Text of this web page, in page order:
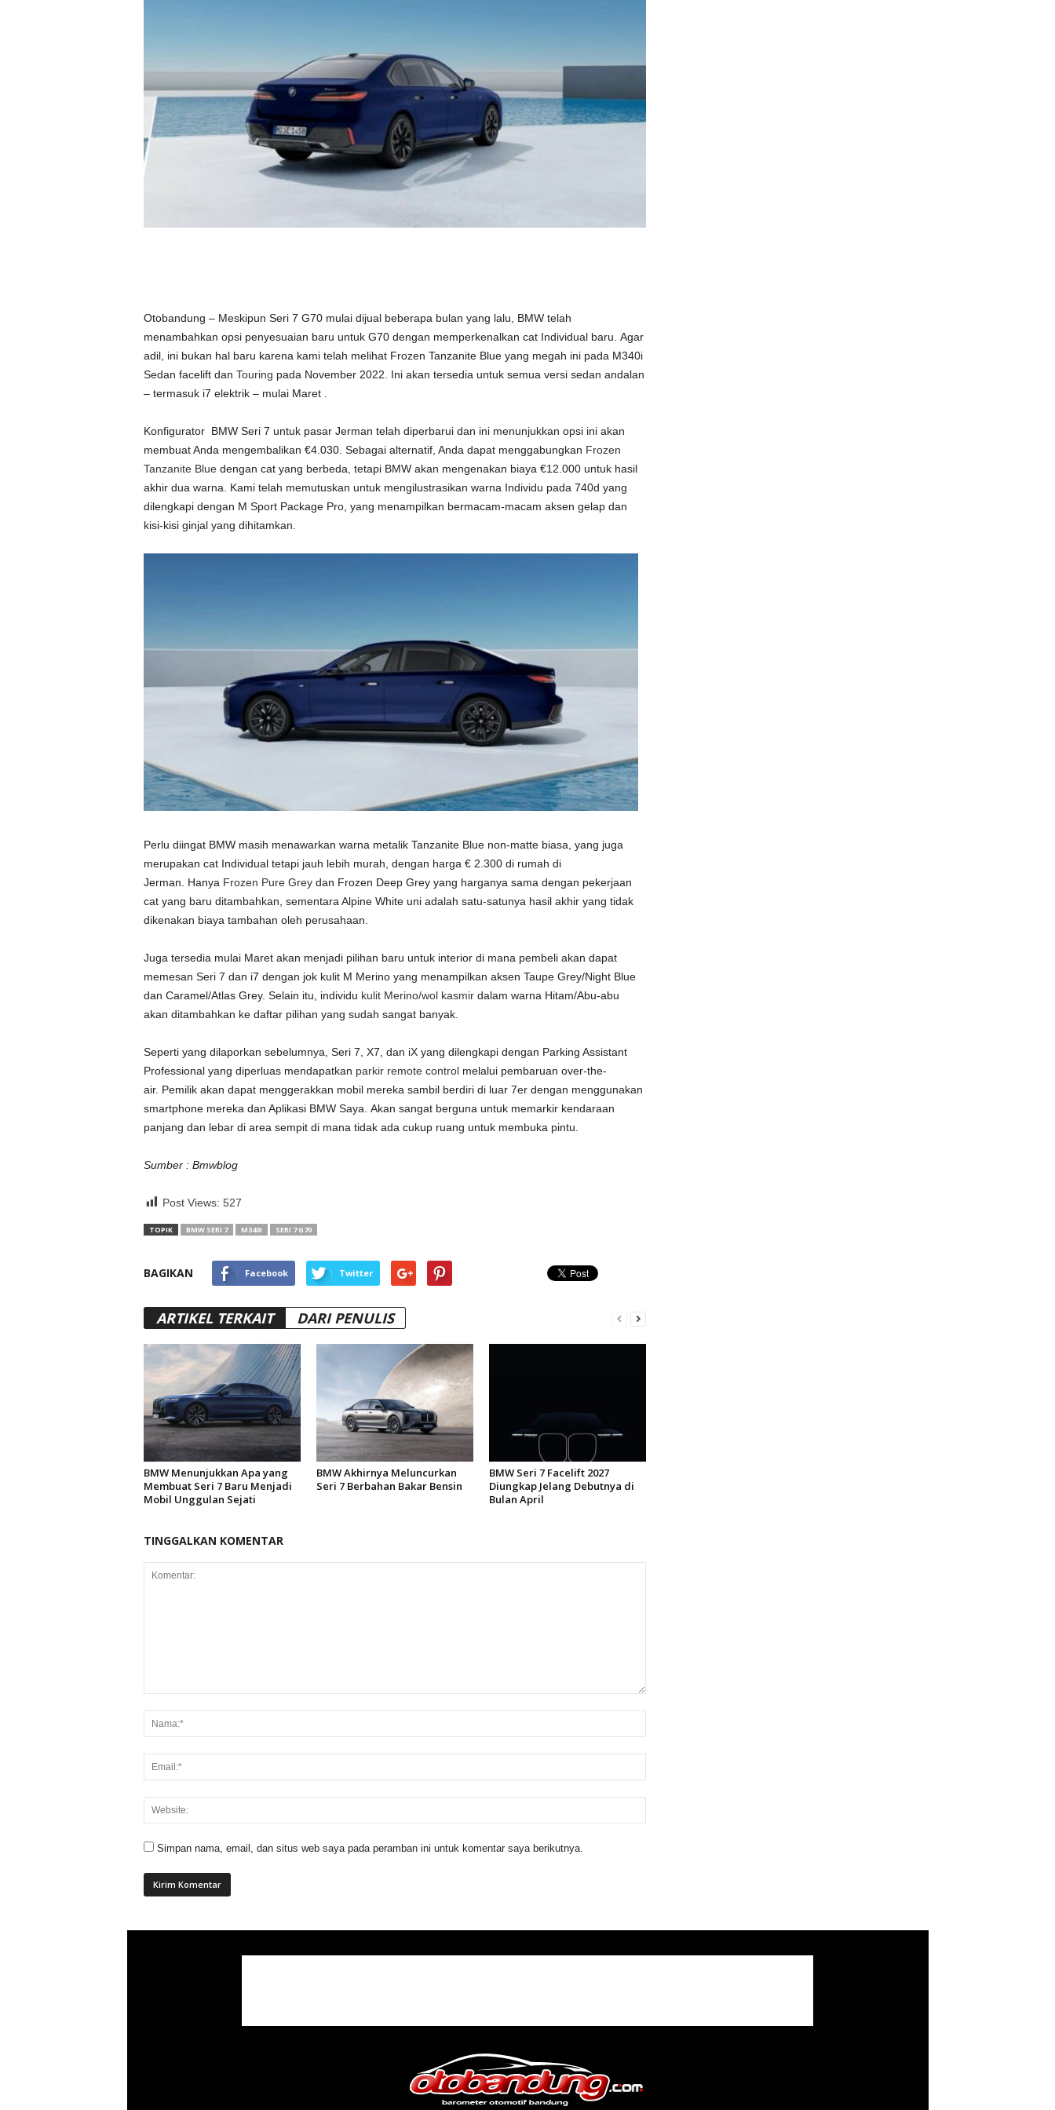
Otobandung – Meskipun Seri 7 G70 mulai dijual beberapa bulan yang lalu, BMW telah
menambahkan opsi penyesuaian baru untuk G70 dengan memperkenalkan cat Individual baru. Agar
adil, ini bukan hal baru karena kami telah melihat Frozen Tanzanite Blue yang megah ini pada M340i
Sedan facelift dan Touring pada November 2022. Ini akan tersedia untuk semua versi sedan andalan
– termasuk i7 elektrik – mulai Maret .
Konfigurator BMW Seri 7 untuk pasar Jerman telah diperbarui dan ini menunjukkan opsi ini akan
membuat Anda mengembalikan €4.030. Sebagai alternatif, Anda dapat menggabungkan Frozen
Tanzanite Bluedengan cat yang berbeda, tetapi BMW akan mengenakan biaya €12.000 untuk hasil
akhir dua warna. Kami telah memutuskan untuk mengilustrasikan warna Individu pada 740d yang
dilengkapi dengan M Sport Package Pro, yang menampilkan bermacam-macam aksen gelap dan
kisi-kisi ginjal yang dihitamkan.
Perlu diingat BMW masih menawarkan warna metalik Tanzanite Blue non-matte biasa, yang juga
merupakan cat Individual tetapi jauh lebih murah, dengan harga € 2.300 di rumah di
Jerman. Hanya Frozen Pure Greydan Frozen Deep Grey yang harganya sama dengan pekerjaan
cat yang baru ditambahkan, sementara Alpine White uni adalah satu-satunya hasil akhir yang tidak
dikenakan biaya tambahan oleh perusahaan.
Juga tersedia mulai Maret akan menjadi pilihan baru untuk interior di mana pembeli akan dapat
memesan Seri 7 dan i7 dengan jok kulit M Merino yang menampilkan aksen Taupe Grey/Night Blue
dan Caramel/Atlas Grey. Selain itu, individu kulit Merino/wol kasmirdalam warna Hitam/Abu-abu
akan ditambahkan ke daftar pilihan yang sudah sangat banyak.
Seperti yang dilaporkan sebelumnya, Seri 7, X7, dan iX yang dilengkapi dengan Parking Assistant
Professional yang diperluas mendapatkan parkir remote controlmelalui pembaruan over-the-
air. Pemilik akan dapat menggerakkan mobil mereka sambil berdiri di luar 7er dengan menggunakan
smartphone mereka dan Aplikasi BMW Saya. Akan sangat berguna untuk memarkir kendaraan
panjang dan lebar di area sempit di mana tidak ada cukup ruang untuk membuka pintu.
Sumber : Bmwblog
Post Views: 527
TOPIK BMW SERI 7 M340I SERI 7 G70
BAGIKAN Facebook Twitter
ARTIKEL TERKAIT DARI PENULIS
BMW Menunjukkan Apa yang
Membuat Seri 7 Baru Menjadi
Mobil Unggulan Sejati
BMW Akhirnya Meluncurkan
Seri 7 Berbahan Bakar Bensin
BMW Seri 7 Facelift 2027
Diungkap Jelang Debutnya di
Bulan April
TINGGALKAN KOMENTAR
Simpan nama, email, dan situs web saya pada peramban ini untuk komentar saya berikutnya.